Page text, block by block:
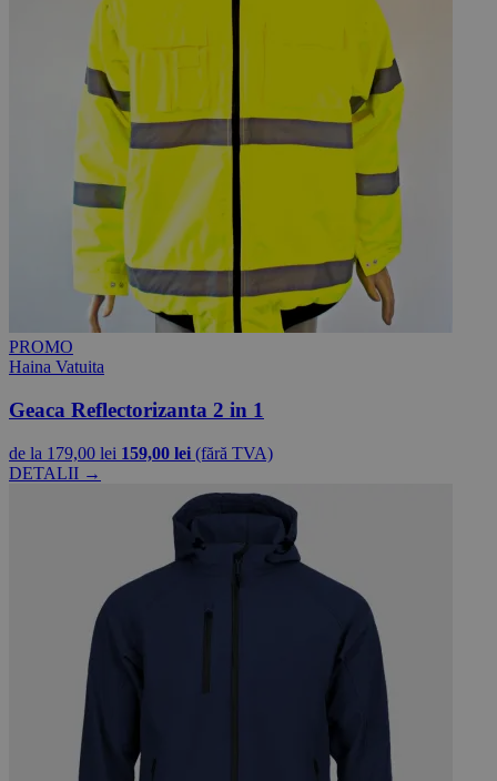
PROMO
Haina Vatuita
Geaca Reflectorizanta 2 in 1
de la 179,00 lei 159,00 lei (fără TVA)
DETALII →